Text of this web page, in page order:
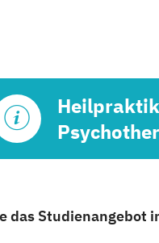
das Studienangebot